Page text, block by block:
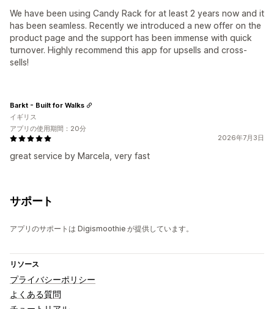
We have been using Candy Rack for at least 2 years now and it
has been seamless. Recently we introduced a new offer on the
product page and the support has been immense with quick
turnover. Highly recommend this app for upsells and cross-
sells!
2026年7月3日
great service by Marcela, very fast
Barkt - Built for Walks
イギリス
アプリの使用期間：20分
サポート
アプリのサポートは Digismoothie が提供しています。
リソース
プライバシーポリシー
よくある質問